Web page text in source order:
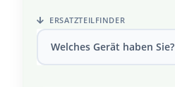
ERSATZTEILFINDER
Welches Gerät haben Sie?